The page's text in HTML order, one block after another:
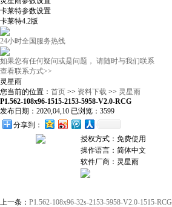
卡莱特参数设置
卡莱特4.2版
24小时全国服务热线
如果您有任何疑问或是问题， 请随时与我们联系
查看联系方式>>
灵星雨
您当前的位置： 首页 >> 资料下载 >> 灵星雨
P1.562-108x96-1515-2153-5958-V2.0-RCG
发布日期：2020,04,10 已浏览：3599
分享到：
授权方式：免费使用
操作语言：简体中文
软件厂商：灵星雨
上一条： P1.562-108x96-32s-2153-5958-V2.0-1515-RCG